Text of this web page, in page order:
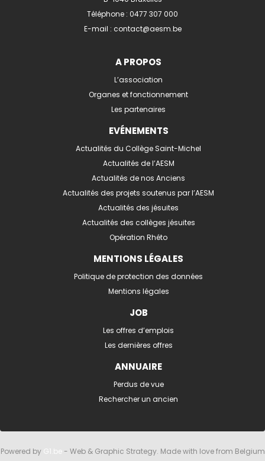
Téléphone : 0477 307 000
E-mail : contact@aesm.be
A PROPOS
L’association
Organes et fonctionnement
Les partenaires
EVÉNEMENTS
Actualités du Collège Saint-Michel
Actualités de l’AESM
Actualités de nos Anciens
Actualités des projets soutenus par l’AESM
Actualités des jésuites
Actualités des collèges jésuites
Opération Rhéto
MENTIONS LÉGALES
Politique de protection des données
Mentions légales
JOB
Les offres d’emplois
Les dernières offres
ANNUAIRE
Perdus de vue
Rechercher un ancien
Powered by G1.be- Web & Graphic Strategy. Made with love from Belgium